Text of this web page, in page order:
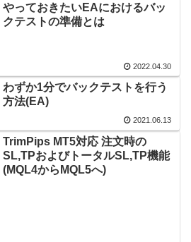
やっておきたいEAにおけるバッ
クテストの準備とは
2022.04.30
わずか1分でバックテストを行う
方法(EA)
2021.06.13
TrimPips MT5対応 注文時の
SL,TPおよびトータルSL,TP機能
(MQL4からMQL5へ)